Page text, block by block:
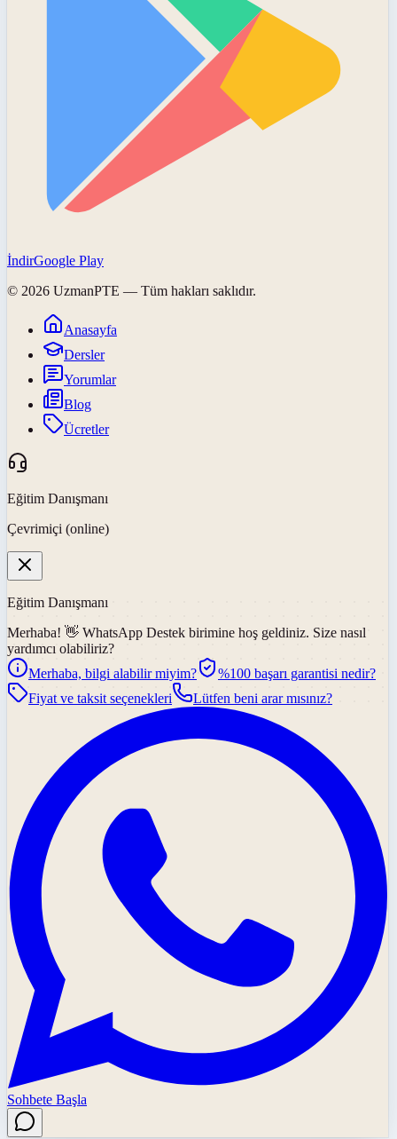
İndirGoogle Play
© 2026 UzmanPTE — Tüm hakları saklıdır.
Anasayfa
Dersler
Yorumlar
Blog
Ücretler
Eğitim Danışmanı
Çevrimiçi (online)
Eğitim Danışmanı
Merhaba! 👋 WhatsApp Destek birimine hoş geldiniz. Size nasıl
yardımcı olabiliriz?
Merhaba, bilgi alabilir miyim?
%100 başarı garantisi nedir?
Fiyat ve taksit seçenekleri
Lütfen beni arar mısınız?
Sohbete Başla